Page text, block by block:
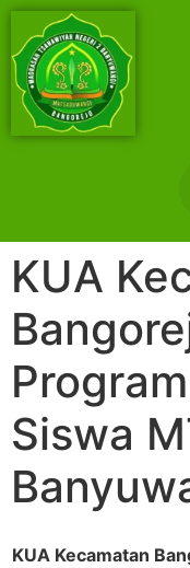
KUA
Siswa
KUA Kecamatan